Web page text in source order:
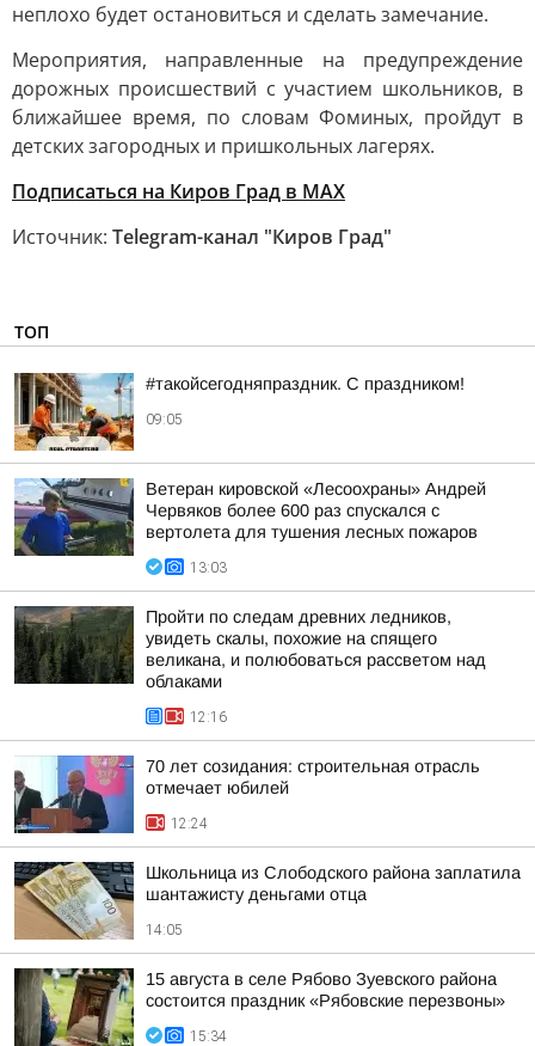
неплохо будет остановиться и сделать замечание.
Мероприятия, направленные на предупреждение
дорожных происшествий с участием школьников, в
ближайшее время, по словам Фоминых, пройдут в
детских загородных и пришкольных лагерях.
Подписаться на Киров Град в МАХ
Источник: Telegram-канал "Киров Град"
ТОП
#такойсегодняпраздник. С праздником!
09:05
Ветеран кировской «Лесоохраны» Андрей
Червяков более 600 раз спускался с
вертолета для тушения лесных пожаров
13:03
Пройти по следам древних ледников,
увидеть скалы, похожие на спящего
великана, и полюбоваться рассветом над
облаками
12:16
70 лет созидания: строительная отрасль
отмечает юбилей
12:24
Школьница из Слободского района заплатила
шантажисту деньгами отца
14:05
15 августа в селе Рябово Зуевского района
состоится праздник «Рябовские перезвоны»
15:34